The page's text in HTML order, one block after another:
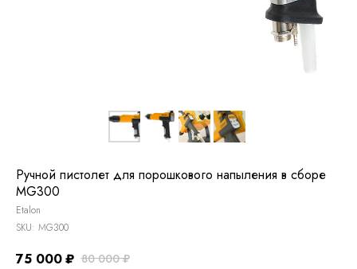
Ручной пистолет для порошкового напыления в сборе
MG300
Etalon
SKU: MG300
75 000₽ 80 000 ₽